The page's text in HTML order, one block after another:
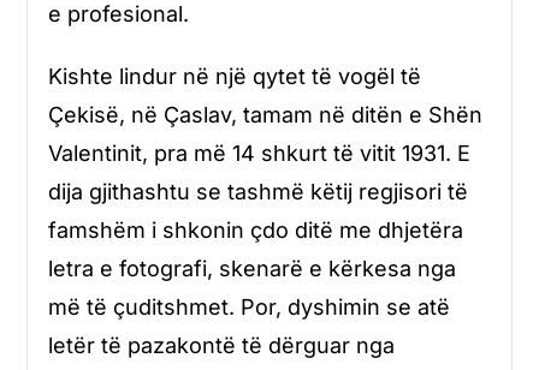
e profesional.
Kishte lindur në një qytet të vogël të
Çekisë, në Çaslav, tamam në ditën e Shën
Valentinit, pra më 14 shkurt të vitit 1931. E
dija gjithashtu se tashmë këtij regjisori të
famshëm i shkonin çdo ditë me dhjetëra
letra e fotografi, skenarë e kërkesa nga
më të çuditshmet. Por, dyshimin se atë
letër të pazakontë të dërguar nga